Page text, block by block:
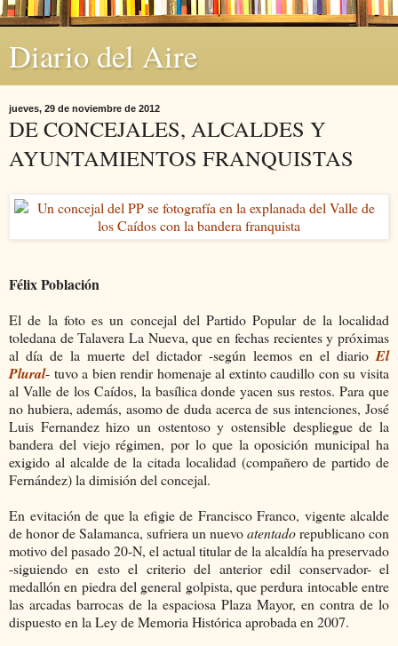
Diario del Aire
jueves, 29 de noviembre de 2012
DE CONCEJALES, ALCALDES Y
AYUNTAMIENTOS FRANQUISTAS
Félix Población
El de la foto es un concejal del Partido Popular de la localidad
toledana de Talavera La Nueva, que en fechas recientes y próximas
al día de la muerte del dictador -según leemos en el diario El
Plural- tuvo a bien rendir homenaje al extinto caudillo con su visita
al Valle de los Caídos, la basílica donde yacen sus restos. Para que
no hubiera, además, asomo de duda acerca de sus intenciones, José
Luis Fernandez hizo un ostentoso y ostensible despliegue de la
bandera del viejo régimen, por lo que la oposición municipal ha
exigido al alcalde de la citada localidad (compañero de partido de
Fernández) la dimisión del concejal.
En evitación de que la efigie de Francisco Franco, vigente alcalde
de honor de Salamanca, sufriera un nuevoatentadorepublicano con
motivo del pasado 20-N, el actual titular de la alcaldía ha preservado
-siguiendo en esto el criterio del anterior edil conservador- el
medallón en piedra del general golpista, que perdura intocable entre
las arcadas barrocas de la espaciosa Plaza Mayor, en contra de lo
dispuesto en la Ley de Memoria Histórica aprobada en 2007.